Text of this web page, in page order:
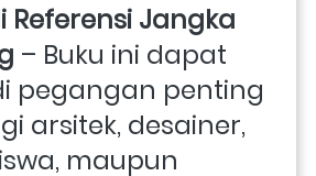
Referensi Jangka
– Buku ini dapat
pegangan penting
arsitek, desainer,
maupun